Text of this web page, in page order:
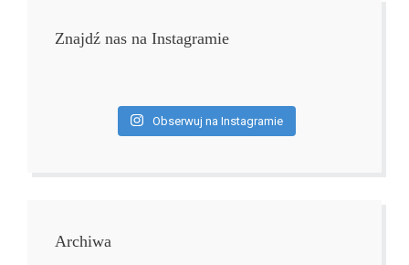
Znajdź nas na Instagramie
Obserwuj na Instagramie
Archiwa